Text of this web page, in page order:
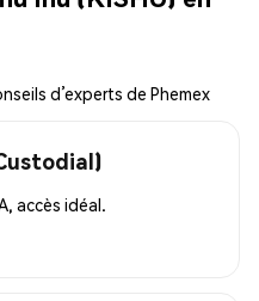
d’experts de Phemex
accès idéal.